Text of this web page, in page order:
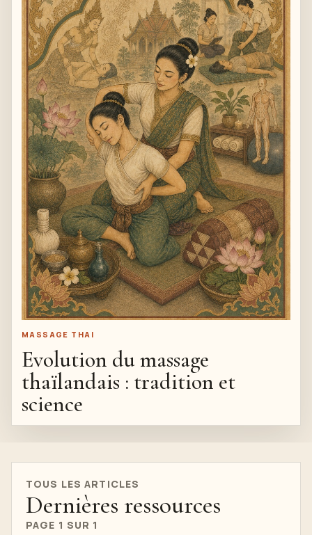
MASSAGE THAI
Evolution du massage
thaïlandais : tradition et
science
TOUS LES ARTICLES
Dernières ressources
PAGE 1 SUR 1